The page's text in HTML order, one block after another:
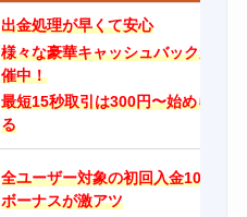
出金処理が早くて安心
様々な豪華キャッシュバックが開
催中！
最短15秒取引は300円〜始められ
る
全ユーザー対象の初回入金100%
ボーナスが激アツ